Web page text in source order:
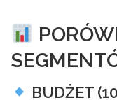
BUDŻET